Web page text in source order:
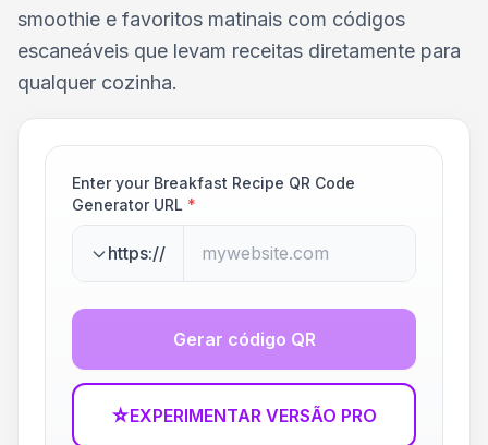
smoothie e favoritos matinais com códigos
escaneáveis que levam receitas diretamente para
qualquer cozinha.
Enter your Breakfast Recipe QR Code
Generator URL *
https://
Gerar código QR
☆EXPERIMENTAR VERSÃO PRO